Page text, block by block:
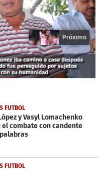
Próximo
FUTBOL
y Vasyl Lomachenko
combate con candente
FUTBOL